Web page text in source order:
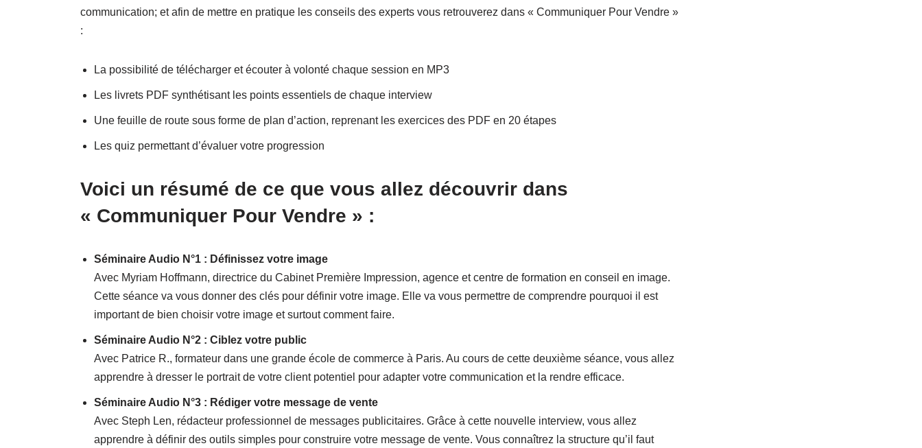
communication; et afin de mettre en pratique les conseils des experts vous retrouverez dans « Communiquer Pour Vendre »
:
La possibilité de télécharger et écouter à volonté chaque session en MP3
Les livrets PDF synthétisant les points essentiels de chaque interview
Une feuille de route sous forme de plan d’action, reprenant les exercices des PDF en 20 étapes
Les quiz permettant d’évaluer votre progression
Voici un résumé de ce que vous allez découvrir dans
« Communiquer Pour Vendre » :
Séminaire Audio N°1 : Définissez votre image
Avec Myriam Hoffmann, directrice du Cabinet Première Impression, agence et centre de formation en conseil en image.
Cette séance va vous donner des clés pour définir votre image. Elle va vous permettre de comprendre pourquoi il est
important de bien choisir votre image et surtout comment faire.
Séminaire Audio N°2 : Ciblez votre public
Avec Patrice R., formateur dans une grande école de commerce à Paris. Au cours de cette deuxième séance, vous allez
apprendre à dresser le portrait de votre client potentiel pour adapter votre communication et la rendre efficace.
Séminaire Audio N°3 : Rédiger votre message de vente
Avec Steph Len, rédacteur professionnel de messages publicitaires. Grâce à cette nouvelle interview, vous allez
apprendre à définir des outils simples pour construire votre message de vente. Vous connaîtrez la structure qu’il faut